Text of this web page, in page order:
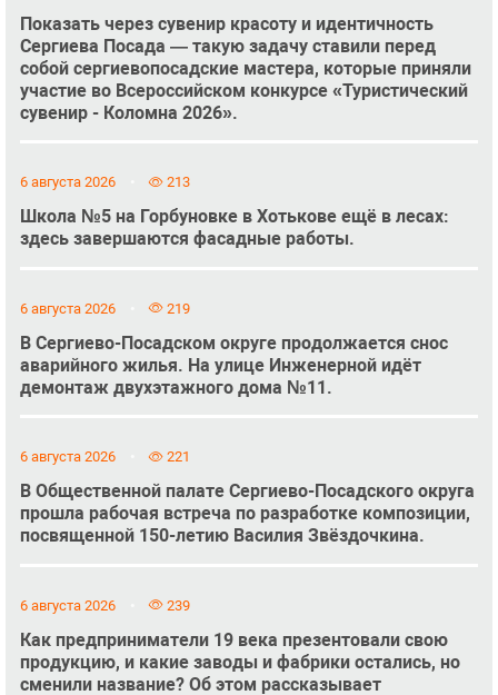
Показать через сувенир красоту и идентичность
Сергиева Посада — такую задачу ставили перед
собой сергиевопосадские мастера, которые приняли
участие во Всероссийском конкурсе «Туристический
сувенир - Коломна 2026».
6 августа 2026 213
Школа №5 на Горбуновке в Хотькове ещё в лесах:
здесь завершаются фасадные работы.
6 августа 2026 219
В Сергиево-Посадском округе продолжается снос
аварийного жилья. На улице Инженерной идёт
демонтаж двухэтажного дома №11.
6 августа 2026 221
В Общественной палате Сергиево-Посадского округа
прошла рабочая встреча по разработке композиции,
посвященной 150-летию Василия Звёздочкина.
6 августа 2026 239
Как предприниматели 19 века презентовали свою
продукцию, и какие заводы и фабрики остались, но
сменили название? Об этом рассказывает